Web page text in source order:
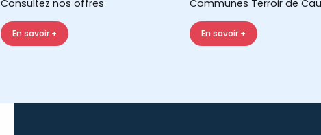
Consultez nos offres
En savoir +
Communes Terroir de
En savoir +